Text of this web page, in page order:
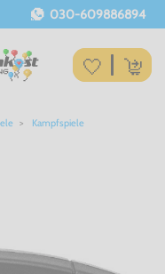
030-609886894
Kampfspiele